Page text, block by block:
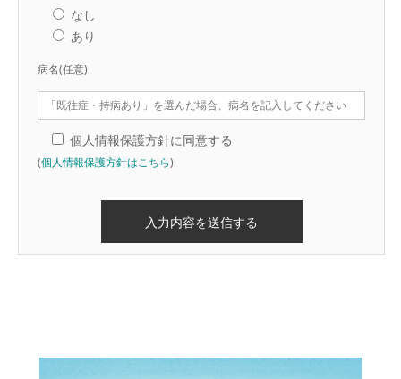
なし
あり
病名(任意)
個人情報保護方針に同意する
(個人情報保護方針はこちら)